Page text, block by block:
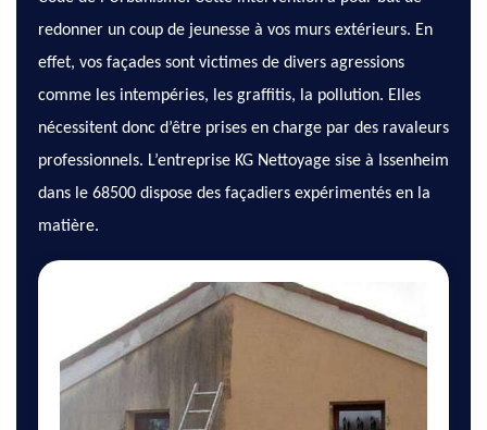
redonner un coup de jeunesse à vos murs extérieurs. En
effet, vos façades sont victimes de divers agressions
comme les intempéries, les graffitis, la pollution. Elles
nécessitent donc d’être prises en charge par des ravaleurs
professionnels. L’entreprise KG Nettoyage sise à Issenheim
dans le 68500 dispose des façadiers expérimentés en la
matière.